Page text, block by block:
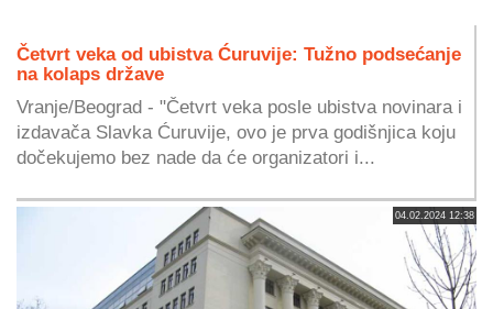
Četvrt veka od ubistva Ćuruvije: Tužno podsećanje
na kolaps države
Vranje/Beograd - "Četvrt veka posle ubistva novinara i
izdavača Slavka Ćuruvije, ovo je prva godišnjica koju
dočekujemo bez nade da će organizatori i...
04.02.2024 12:38